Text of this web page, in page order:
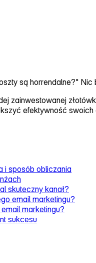
są horrendalne?" Nic
zainwestowanej
efektywność swoich
i sposób obliczania
skuteczny kanał?
email marketingu?
marketingu?
sukcesu